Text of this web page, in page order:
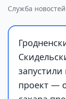
Служба новостей
проект —